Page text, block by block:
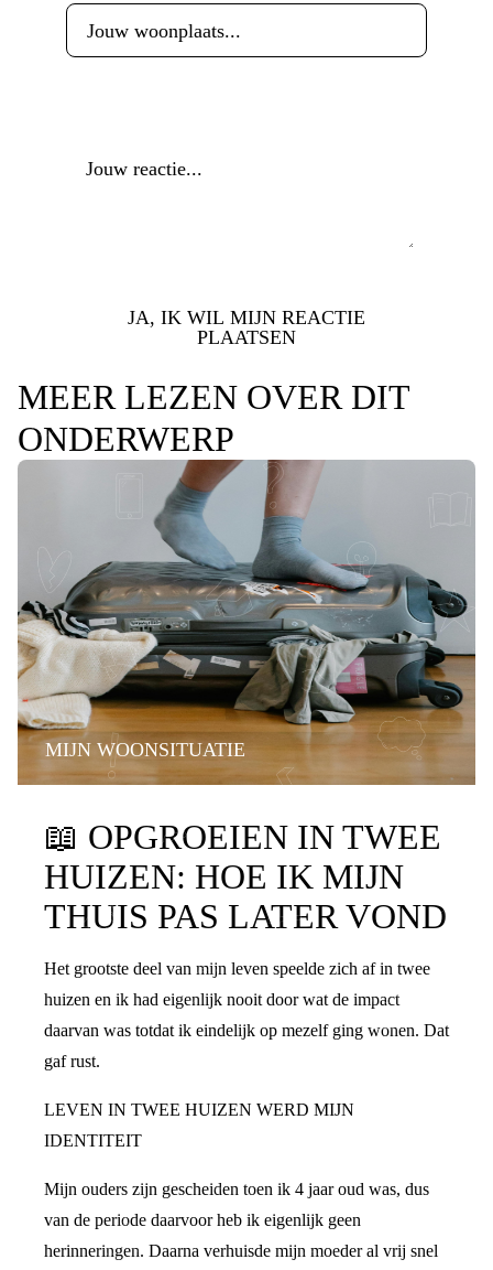
JA, IK WIL MIJN REACTIE
PLAATSEN
MEER LEZEN OVER DIT
ONDERWERP
MIJN WOONSITUATIE
📖 OPGROEIEN IN TWEE
HUIZEN: HOE IK MIJN
THUIS PAS LATER VOND
Het grootste deel van mijn leven speelde zich af in twee
huizen en ik had eigenlijk nooit door wat de impact
daarvan was totdat ik eindelijk op mezelf ging wonen. Dat
gaf rust.
LEVEN IN TWEE HUIZEN WERD MIJN
IDENTITEIT
Mijn ouders zijn gescheiden toen ik 4 jaar oud was, dus
van de periode daarvoor heb ik eigenlijk geen
herinneringen. Daarna verhuisde mijn moeder al vrij snel